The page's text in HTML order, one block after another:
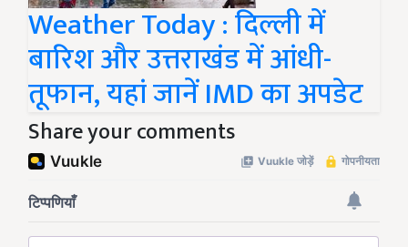
Weather Today : दिल्ली में
बारिश और उत्तराखंड में आंधी-
तूफान, यहां जानें IMD का अपडेट
Share your comments